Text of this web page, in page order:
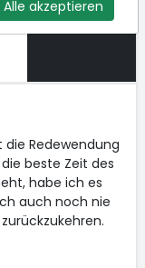
um 18:26 Uhr
Redewendung
beste Zeit des
habe ich es
auch noch nie
Alle akzeptieren